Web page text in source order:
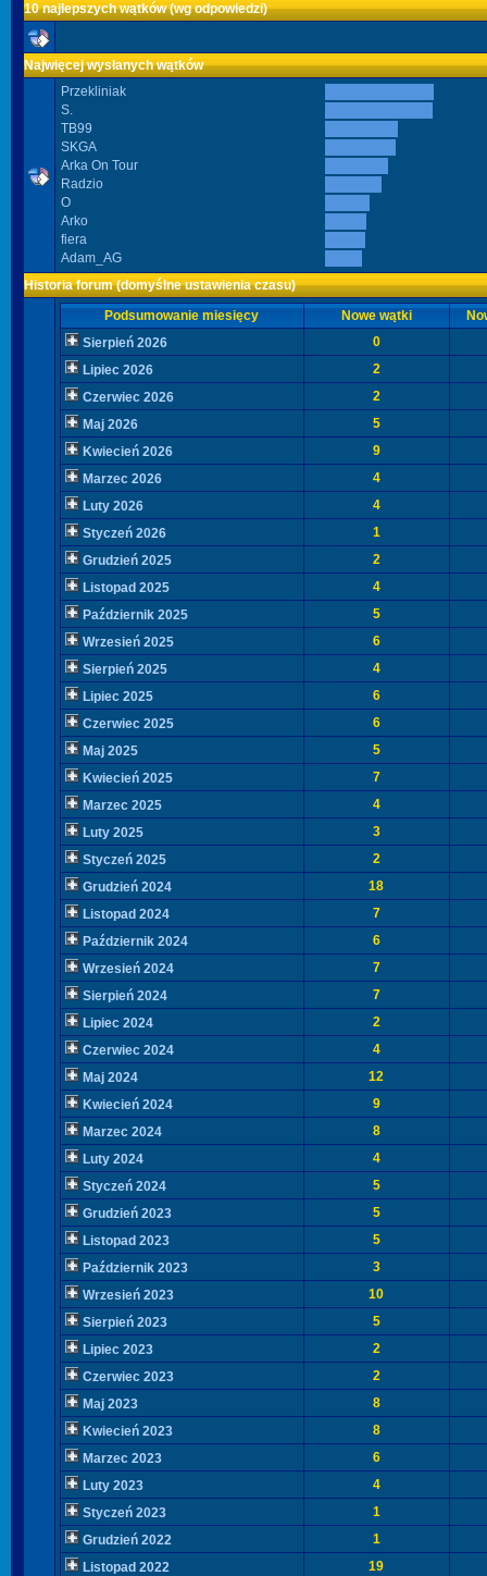
10 najlepszych wątków (wg odpowiedzi)
Najwięcej wysłanych wątków
Przekliniak
S.
TB99
SKGA
Arka On Tour
Radzio
O
Arko
fiera
Adam_AG
Historia forum (domyślne ustawienia czasu)
Podsumowanie miesięcy
Nowe wątki
Sierpień 2026
0
Lipiec 2026
2
Czerwiec 2026
2
Maj 2026
5
Kwiecień 2026
9
Marzec 2026
4
Luty 2026
4
Styczeń 2026
1
Grudzień 2025
2
Listopad 2025
4
Październik 2025
5
Wrzesień 2025
6
Sierpień 2025
4
Lipiec 2025
6
Czerwiec 2025
6
Maj 2025
5
Kwiecień 2025
7
Marzec 2025
4
Luty 2025
3
Styczeń 2025
2
Grudzień 2024
18
Listopad 2024
7
Październik 2024
6
Wrzesień 2024
7
Sierpień 2024
7
Lipiec 2024
2
Czerwiec 2024
4
Maj 2024
12
Kwiecień 2024
9
Marzec 2024
8
Luty 2024
4
Styczeń 2024
5
Grudzień 2023
5
Listopad 2023
5
Październik 2023
3
Wrzesień 2023
10
Sierpień 2023
5
Lipiec 2023
2
Czerwiec 2023
2
Maj 2023
8
Kwiecień 2023
8
Marzec 2023
6
Luty 2023
4
Styczeń 2023
1
Grudzień 2022
1
Listopad 2022
19